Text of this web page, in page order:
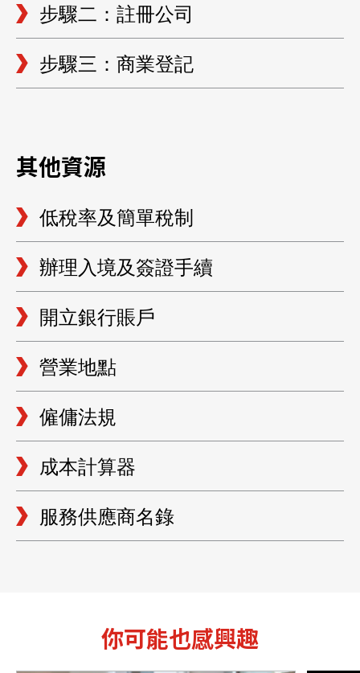
步驟二：註冊公司
步驟三：商業登記
其他資源
低稅率及簡單稅制
辦理入境及簽證手續
開立銀行賬戶
營業地點
僱傭法規
成本計算器
服務供應商名錄
你可能也感興趣